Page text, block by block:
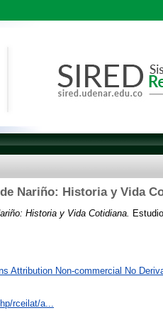
Nariño: Historia y Vida
Historia y Vida Cotidiana.
Attribution Non-commercial No
rceilat/a...